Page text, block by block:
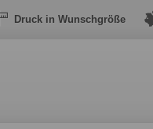
Druck in Wunschgröße